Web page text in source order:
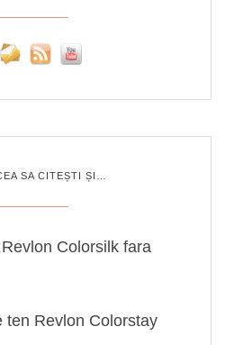
SA CITEȘTI ȘI…
Colorsilk fara
ten Revlon Colorstay